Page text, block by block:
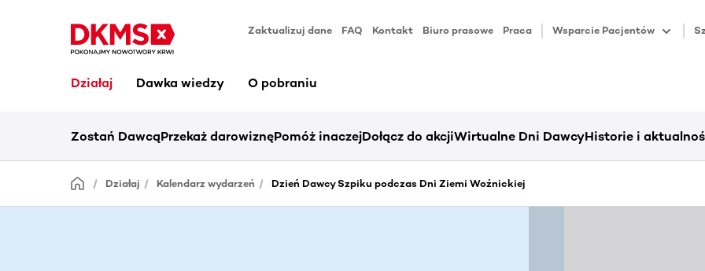
Zaktualizuj dane FAQ Kontakt Biuro prasowe Praca Wsparcie Pacjentów
Działaj Dawka wiedzy O pobraniu
Zostań DawcąPrzekaż darowiznęPomóż inaczejDołącz do akcjiWirtualne Dni DawcyHistorie i
Działaj Kalendarz wydarzeń Dzień Dawcy Szpiku podczas Dni Ziemi Woźnickiej